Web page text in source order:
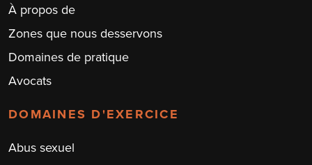
À propos de
Zones que nous desservons
Domaines de pratique
Avocats
DOMAINES D'EXERCICE
Abus sexuel